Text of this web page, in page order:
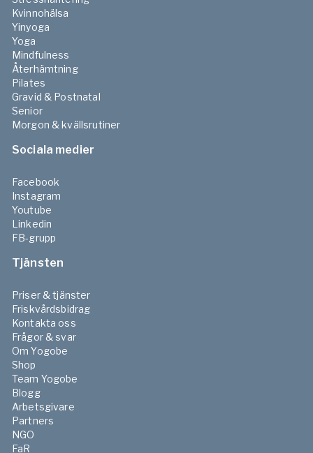
Kvinnohälsa
Yinyoga
Yoga
Mindfulness
Återhämtning
Pilates
Gravid & Postnatal
Senior
Morgon & kvällsrutiner
Sociala medier
Facebook
Instagram
Youtube
Linkedin
FB-grupp
Tjänsten
Priser & tjänster
Friskvårdsbidrag
Kontakta oss
Frågor & svar
Om Yogobe
Shop
Team Yogobe
Blogg
Arbetsgivare
Partners
NGO
FaR